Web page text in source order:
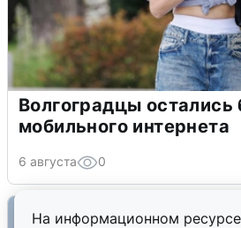
На информационном
Волгоградцы остались
мобильного интернета
6 августа 0